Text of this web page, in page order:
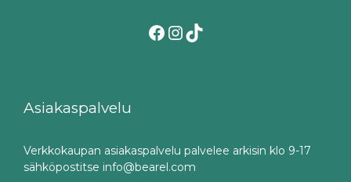
Facebook
Instagram
TikTok
Asiakaspalvelu
Verkkokaupan asiakaspalvelu palvelee arkisin klo 9-17
sähköpostitse info@bearel.com